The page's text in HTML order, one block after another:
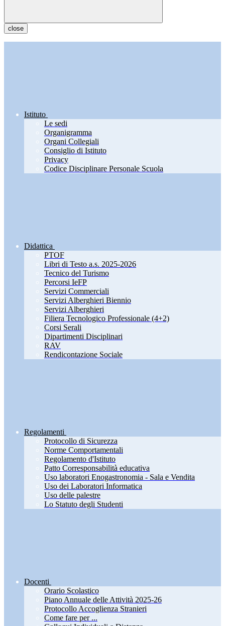
close
Istituto
Le sedi
Organigramma
Organi Collegiali
Consiglio di Istituto
Privacy
Codice Disciplinare Personale Scuola
Didattica
PTOF
Libri di Testo a.s. 2025-2026
Tecnico del Turismo
Percorsi IeFP
Servizi Commerciali
Servizi Alberghieri Biennio
Servizi Alberghieri
Filiera Tecnologico Professionale (4+2)
Corsi Serali
Dipartimenti Disciplinari
RAV
Rendicontazione Sociale
Regolamenti
Protocollo di Sicurezza
Norme Comportamentali
Regolamento d'Istituto
Patto Corresponsabilità educativa
Uso laboratori Enogastronomia - Sala e Vendita
Uso dei Laboratori Informatica
Uso delle palestre
Lo Statuto degli Studenti
Docenti
Orario Scolastico
Piano Annuale delle Attività 2025-26
Protocollo Accoglienza Stranieri
Come fare per ...